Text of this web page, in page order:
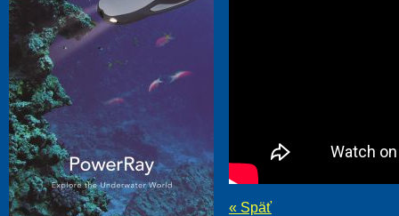
« Späť